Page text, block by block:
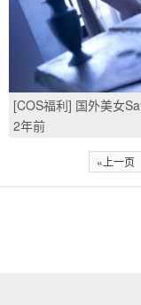
[COS福利] 国外美女
精灵/(23P)
2年前
«上一页